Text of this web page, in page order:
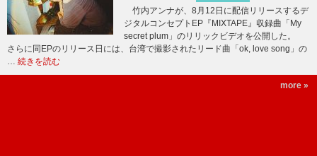
竹内アンナが、8月12日に配信リリースするデ
ジタルコンセプトEP『MIXTAPE』収録曲「My
secret plum」のリリックビデオを公開した。
さらに同EPのリリース日には、台湾で撮影されたリード曲「ok, love song」の
… 続きを読む
more »